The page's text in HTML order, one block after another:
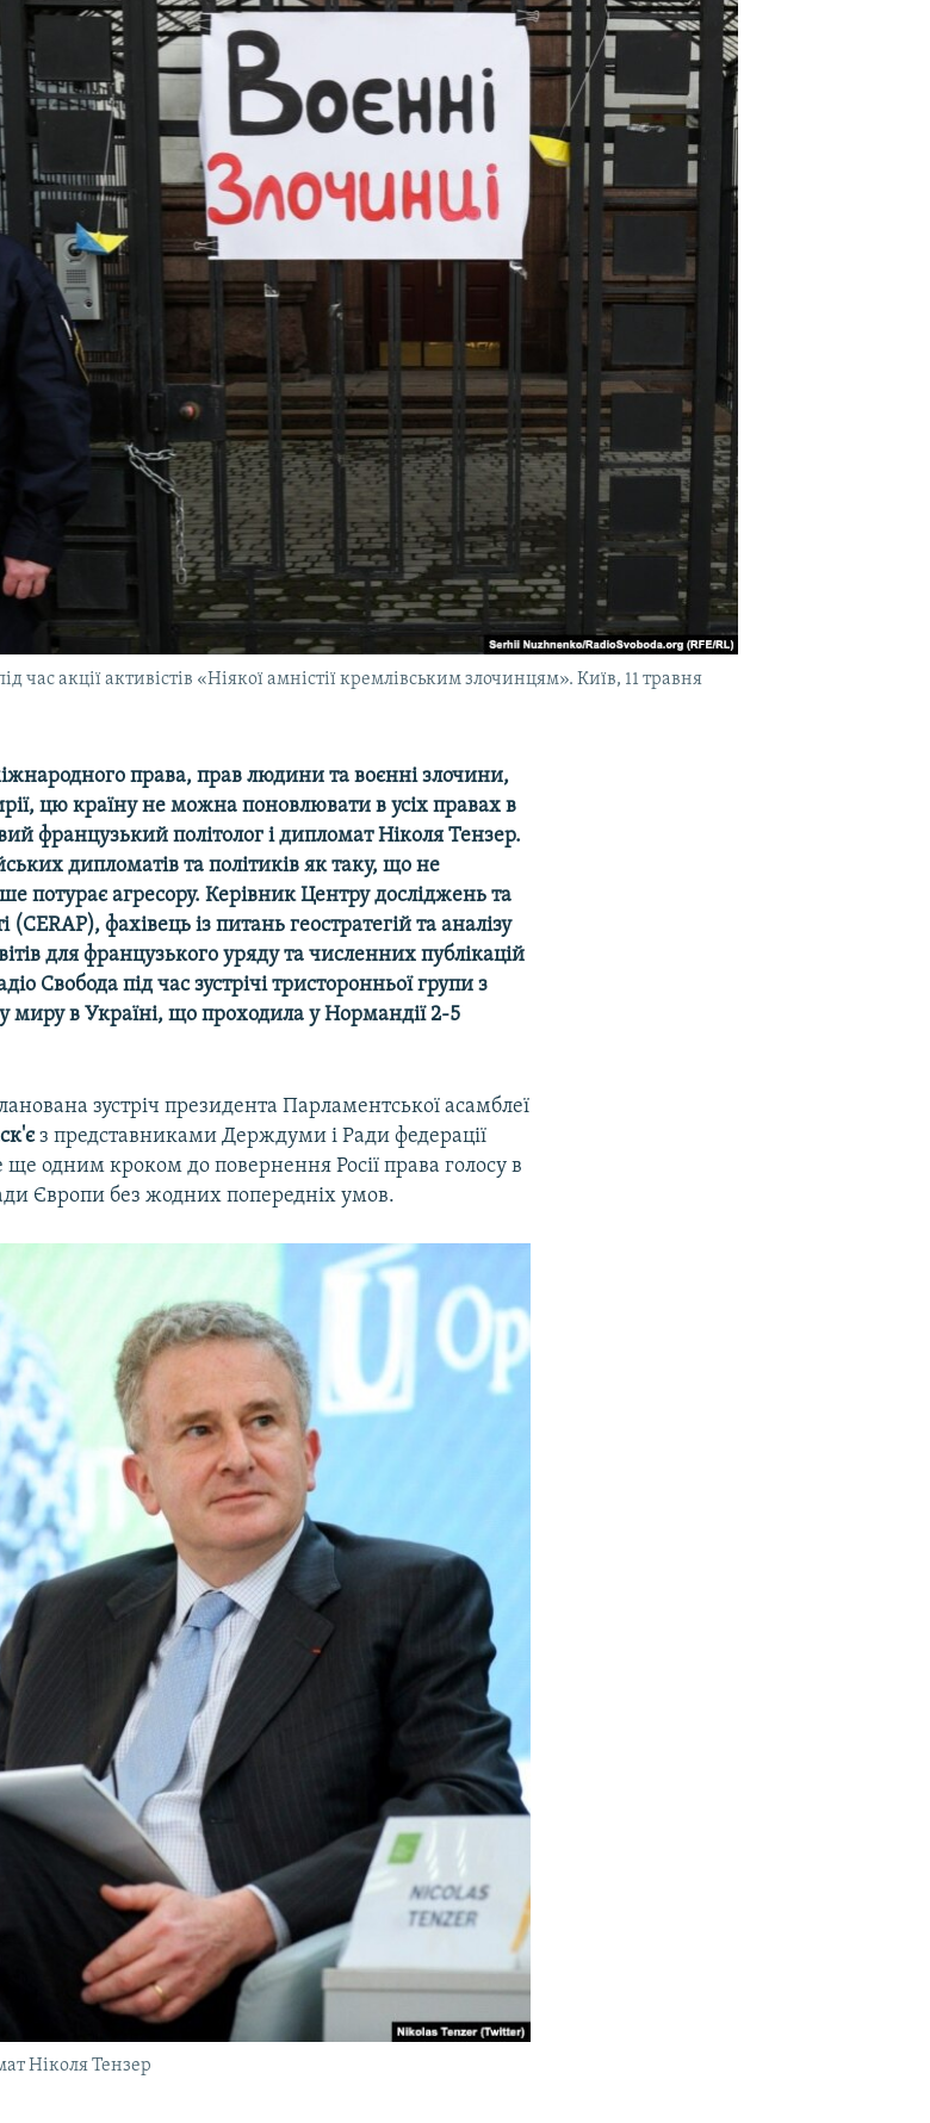
час акції активістів «Ніякої амністії кремлівським злочинцям». Київ, 11 травня
права, прав людини та воєнні злочини,
цю країну не можна поновлювати в усіх правах в
французький політолог і дипломат Ніколя Тензер.
дипломатів та політиків як таку, що не
потурає агресору. Керівник Центру досліджень та
(CERAP), фахівець із питань геостратегій та аналізу
для французького уряду та численних публікацій
Свобода під час зустрічі тристоронньої групи з
миру в Україні, що проходила у Нормандії 2-5
зустріч президента Парламентської асамблеї
з представниками Держдуми і Ради федерації
ще одним кроком до повернення Росії права голосу в
Європи без жодних попередніх умов.
Ніколя Тензер